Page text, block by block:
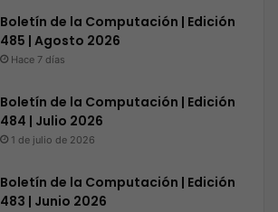
Boletín de la Computación | Edición
485 | Agosto 2026
Hace 7 días
Boletín de la Computación | Edición
484 | Julio 2026
1 de julio de 2026
Boletín de la Computación | Edición
483 | Junio 2026